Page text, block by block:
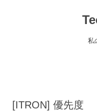
私
[ITRON] 優先度